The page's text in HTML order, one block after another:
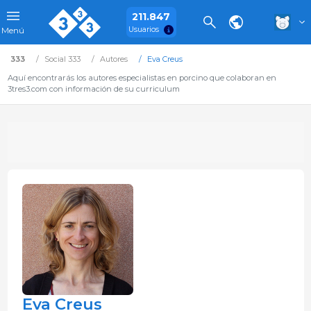
Menú
211.847
Usuarios
333 Social 333 Autores
Eva Creus
Aquí encontrarás los autores especialistas en porcino que colaboran en
3tres3.com con información de su curriculum
Eva Creus